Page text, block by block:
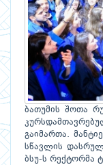
ბათუმის შოთა
გაიმართა.
სწავლის
ბსუ-ს რექტორმა